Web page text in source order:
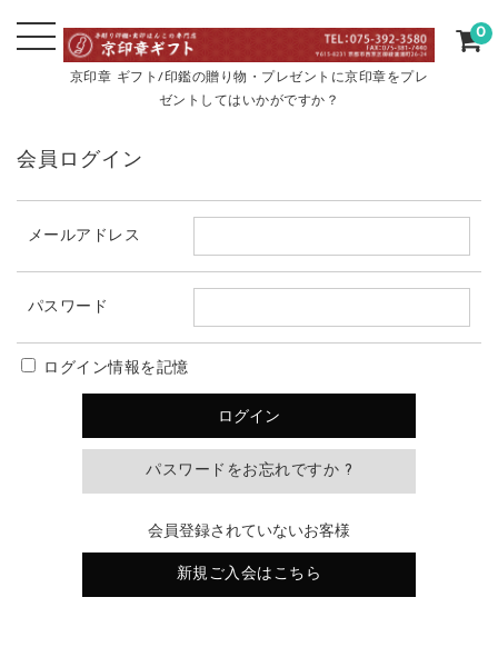
京印章 ギフト/印鑑の贈り物・プレゼントに京印章をプレ
ゼントしてはいかがですか？
0
会員ログイン
メールアドレス
パスワード
ログイン情報を記憶
パスワードをお忘れですか ?
会員登録されていないお客様
新規ご入会はこちら